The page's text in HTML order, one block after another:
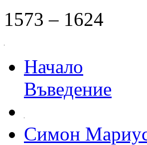
1573 – 1624
Начало
Въведение
Симон